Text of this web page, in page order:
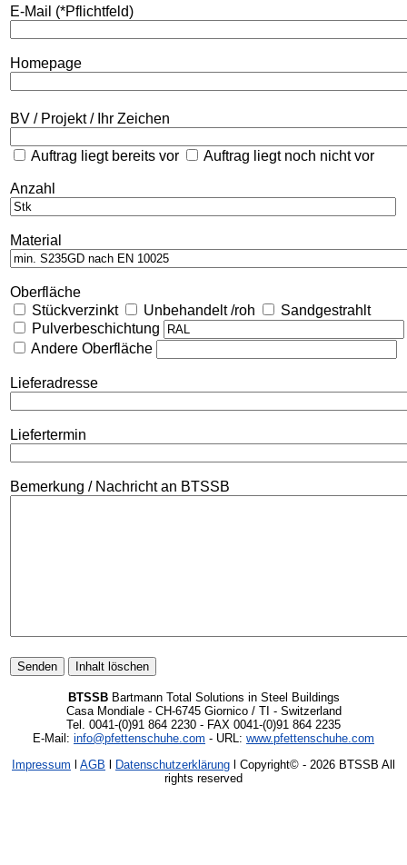
E-Mail (*Pflichtfeld)
Homepage
BV / Projekt / Ihr Zeichen
Auftrag liegt bereits vor Auftrag liegt noch nicht vor
Anzahl
Material
Oberfläche
Stückverzinkt
Unbehandelt /roh
Sandgestrahlt
Pulverbeschichtung
Andere Oberfläche
Lieferadresse
Liefertermin
Bemerkung / Nachricht an BTSSB
BTSSBBartmann Total Solutions in Steel Buildings
Casa Mondiale - CH-6745 Giornico / TI - Switzerland
Tel. 0041-(0)91 864 2230 - FAX 0041-(0)91 864 2235
E-Mail: info@pfettenschuhe.com - URL: www.pfettenschuhe.com
Impressum l AGB l Datenschutzerklärung l Copyright© - 2026 BTSSB All
rights reserved